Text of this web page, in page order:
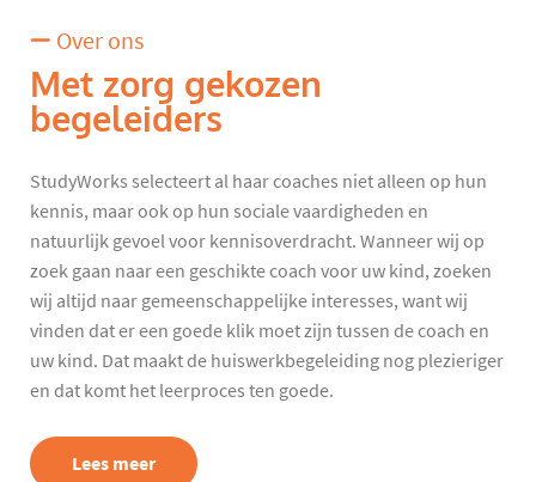
Over ons
Met zorg gekozen
begeleiders
StudyWorks selecteert al haar coaches niet alleen op hun
kennis, maar ook op hun sociale vaardigheden en
natuurlijk gevoel voor kennisoverdracht. Wanneer wij op
zoek gaan naar een geschikte coach voor uw kind, zoeken
wij altijd naar gemeenschappelijke interesses, want wij
vinden dat er een goede klik moet zijn tussen de coach en
uw kind. Dat maakt de huiswerkbegeleiding nog plezieriger
en dat komt het leerproces ten goede.
Lees meer